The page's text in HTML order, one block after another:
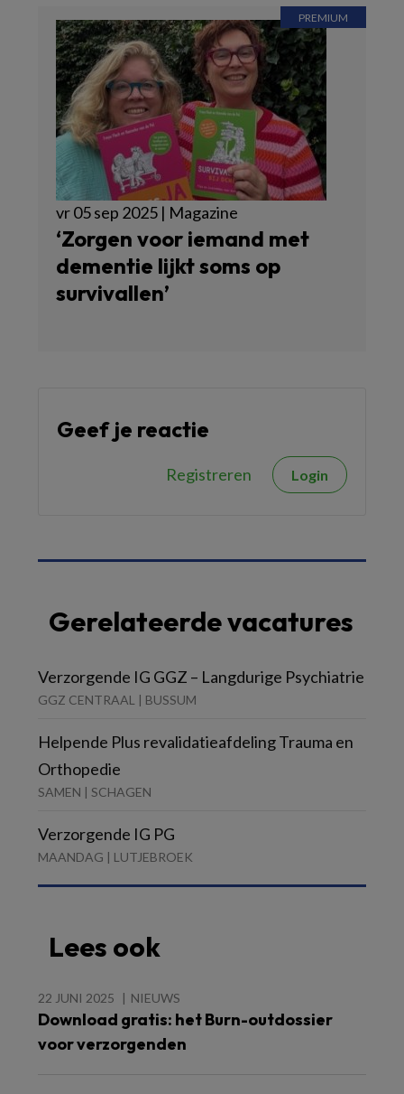
vr 05 sep 2025 | Magazine
‘Zorgen voor iemand met
dementie lijkt soms op
survivallen’
Geef je reactie
Registreren Login
Gerelateerde vacatures
Verzorgende IG GGZ – Langdurige Psychiatrie
GGZ CENTRAAL | BUSSUM
Helpende Plus revalidatieafdeling Trauma en
Orthopedie
SAMEN | SCHAGEN
Verzorgende IG PG
MAANDAG | LUTJEBROEK
Lees ook
22 JUNI 2025 NIEUWS
Download gratis: het Burn-outdossier
voor verzorgenden